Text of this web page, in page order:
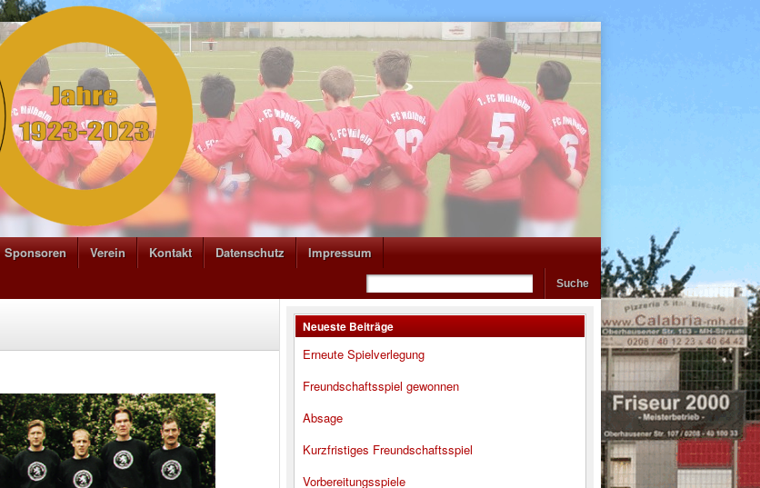
Sponsoren Verein Kontakt Datenschutz Impressum
Neueste Beiträge
Erneute Spielverlegung
Freundschaftsspiel gewonnen
Absage
Kurzfristiges Freundschaftsspiel
Vorbereitungsspiele